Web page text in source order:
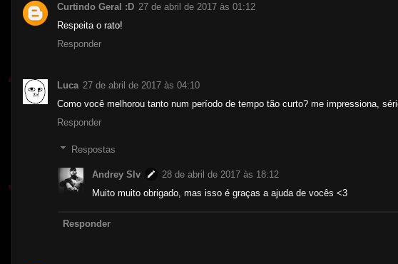
Curtindo Geral :D 27 de abril de 2017 às 01:12
Respeita o rato!
Responder
Luca 27 de abril de 2017 às 04:10
Como você melhorou tanto num período de tempo tão curto? me impressiona,
Responder
Respostas
Andrey Slv
28 de abril de 2017 às 18:12
Muito muito obrigado, mas isso é graças a ajuda de vocês <3
Responder